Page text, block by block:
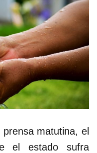
matutina, el
el estado sufra